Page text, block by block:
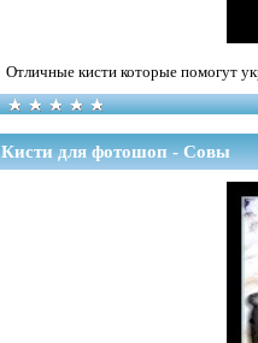
Отличные кисти которые помогут
Кисти для фотошоп - Совы